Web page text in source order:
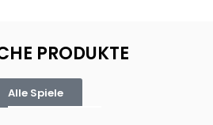
PRODUKTE
Alle Spiele